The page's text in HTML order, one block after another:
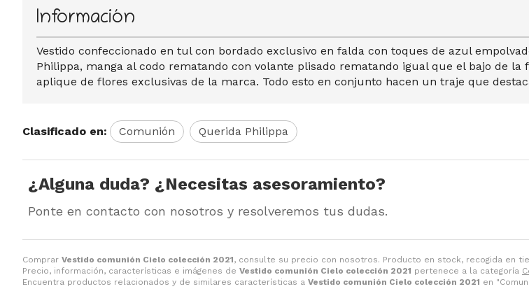
Comprar Vestido comunión Cielo colección 2021, consulte su precio con nosotros. Producto en stock, recogida en
Precio, información, características e imágenes de Vestido comunión Cielo colección 2021 pertenece a la categoría
Encuentra productos relacionados y de similares características a Vestido comunión Cielo colección 2021 en
Información
Vestido confeccionado en tul con bordado exclusivo en falda con toques de azul
Philippa, manga al codo rematando con volante plisado rematando igual que el bajo de
aplique de flores exclusivas de la marca. Todo esto en conjunto hacen un traje que
Clasificado en: Comunión Querida Philippa
¿Alguna duda? ¿Necesitas asesoramiento?
Ponte en contacto con nosotros y resolveremos tus dudas.